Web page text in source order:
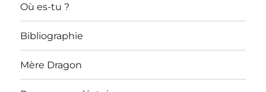
Où es-tu ?
Bibliographie
Mère Dragon